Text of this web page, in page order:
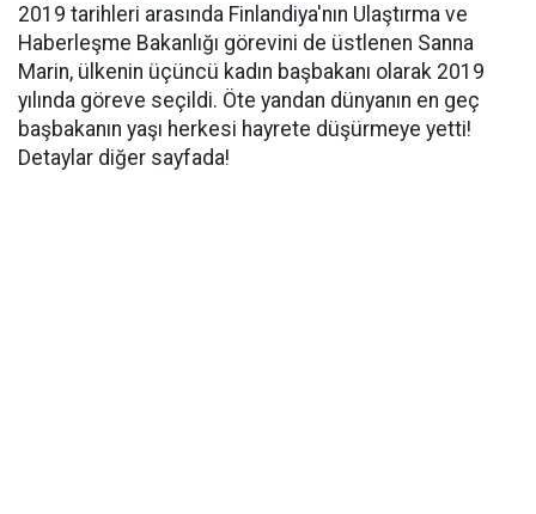
2019 tarihleri arasında Finlandiya'nın Ulaştırma ve
Haberleşme Bakanlığı görevini de üstlenen Sanna
Marin, ülkenin üçüncü kadın başbakanı olarak 2019
yılında göreve seçildi. Öte yandan dünyanın en geç
başbakanın yaşı herkesi hayrete düşürmeye yetti!
Detaylar diğer sayfada!